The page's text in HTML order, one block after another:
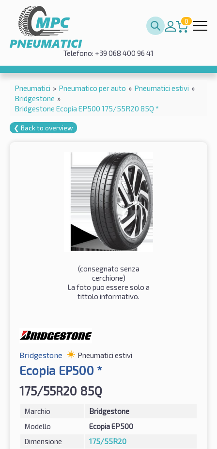
0
Telefono: +39 068 400 96 41
Pneumatici » Pneumatico per auto » Pneumatici estivi »
Bridgestone »
Bridgestone Ecopia EP500 175/55R20 85Q *
❮ Back to overview
(consegnato senza
cerchione)
La foto puo essere solo a
tittolo informativo.
Bridgestone Pneumatici estivi
Ecopia EP500 *
175/55R20 85Q
Marchio
Bridgestone
Modello
Ecopia EP500
Dimensione
175/55R20